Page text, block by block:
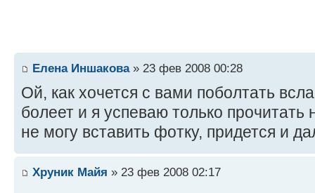
Елена Иншакова» 23 фев 2008 00:28
Ой, как хочется с вами поболтать
болеет и я успеваю только прочитать
не могу вставить фотку, придется и
Хруник Майя » 23 фев 2008 02:17